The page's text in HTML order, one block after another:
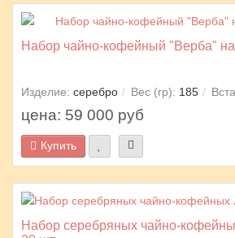
Набор чайно-кофейный "Верба"
Изделие: серебро Вес (гр): 185
цена: 59 000 руб
Купить
Набор серебряных чайно-